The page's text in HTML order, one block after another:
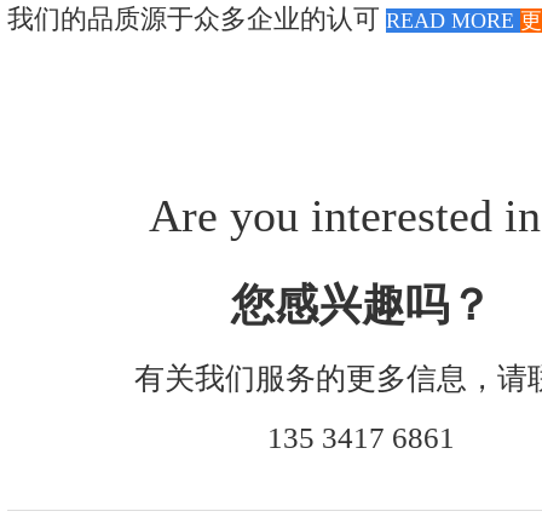
高级培训师-李根
我们的品质源于众多企业的认可 READ MORE
Are you interested
您感兴趣吗？
有关我们服务的更多信息，请
135 3417 6861